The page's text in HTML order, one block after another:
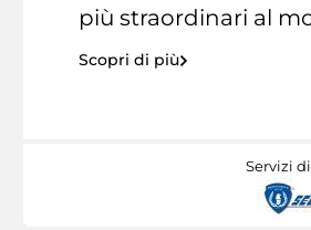
più straordinari al
Scopri di più
Servizi